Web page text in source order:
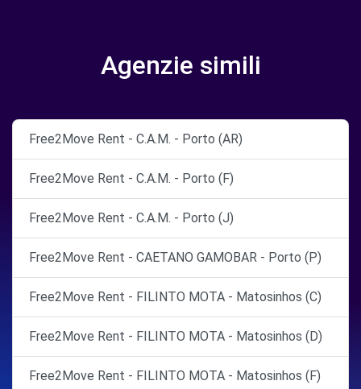
Agenzie simili
Free2Move Rent - C.A.M. - Porto (AR)
Free2Move Rent - C.A.M. - Porto (F)
Free2Move Rent - C.A.M. - Porto (J)
Free2Move Rent - CAETANO GAMOBAR - Porto (P)
Free2Move Rent - FILINTO MOTA - Matosinhos (C)
Free2Move Rent - FILINTO MOTA - Matosinhos (D)
Free2Move Rent - FILINTO MOTA - Matosinhos (F)